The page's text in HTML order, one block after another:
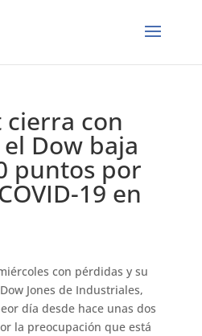
cierra con
Dow baja
puntos por
19 en
con pérdidas y su
Jones de Industriales,
día desde hace unas dos
la preocupación que está